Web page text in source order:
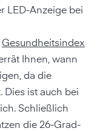
LED-Anzeige bei
Gesundheitsindex
Ihnen, wann
da die
Dies ist auch bei
Schließlich
die 26-Grad-